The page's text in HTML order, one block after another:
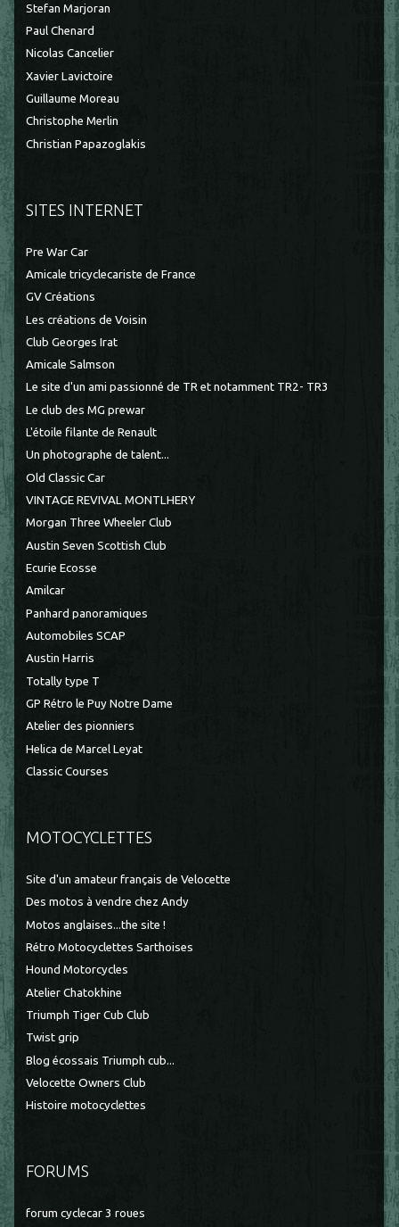
Stefan Marjoran
Paul Chenard
Nicolas Cancelier
Xavier Lavictoire
Guillaume Moreau
Christophe Merlin
Christian Papazoglakis
SITES INTERNET
Pre War Car
Amicale tricyclecariste de France
GV Créations
Les créations de Voisin
Club Georges Irat
Amicale Salmson
Le site d'un ami passionné de TR et notamment TR2- TR3
Le club des MG prewar
L'étoile filante de Renault
Un photographe de talent...
Old Classic Car
VINTAGE REVIVAL MONTLHERY
Morgan Three Wheeler Club
Austin Seven Scottish Club
Ecurie Ecosse
Amilcar
Panhard panoramiques
Automobiles SCAP
Austin Harris
Totally type T
GP Rétro le Puy Notre Dame
Atelier des pionniers
Helica de Marcel Leyat
Classic Courses
MOTOCYCLETTES
Site d'un amateur français de Velocette
Des motos à vendre chez Andy
Motos anglaises...the site !
Rétro Motocyclettes Sarthoises
Hound Motorcycles
Atelier Chatokhine
Triumph Tiger Cub Club
Twist grip
Blog écossais Triumph cub...
Velocette Owners Club
Histoire motocyclettes
FORUMS
forum cyclecar 3 roues